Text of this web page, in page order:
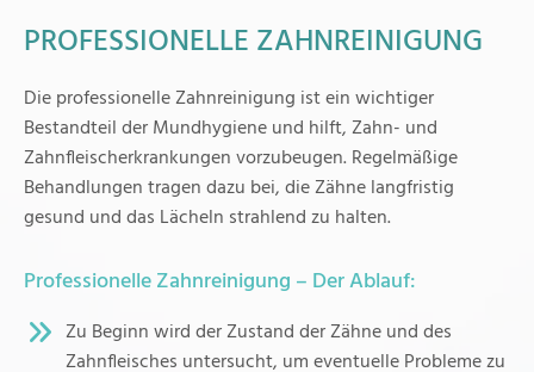
PROFESSIONELLE ZAHNREINIGUNG
Die professionelle Zahnreinigung ist ein wichtiger
Bestandteil der Mundhygiene und hilft, Zahn- und
Zahnfleischerkrankungen vorzubeugen. Regelmäßige
Behandlungen tragen dazu bei, die Zähne langfristig
gesund und das Lächeln strahlend zu halten.
Professionelle Zahnreinigung – Der Ablauf:
Zu Beginn wird der Zustand der Zähne und des
Zahnfleisches untersucht, um eventuelle Probleme zu